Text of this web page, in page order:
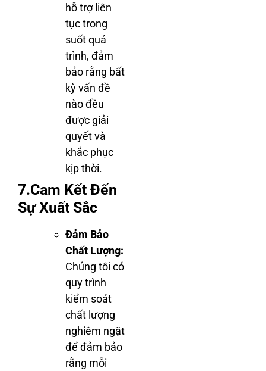
hỗ trợ liên
tục trong
suốt quá
trình, đảm
bảo rằng bất
kỳ vấn đề
nào đều
được giải
quyết và
khắc phục
kịp thời.
7.Cam Kết Đến
Sự Xuất Sắc
Đảm Bảo
Chất Lượng:
Chúng tôi có
quy trình
kiểm soát
chất lượng
nghiêm ngặt
để đảm bảo
rằng mỗi